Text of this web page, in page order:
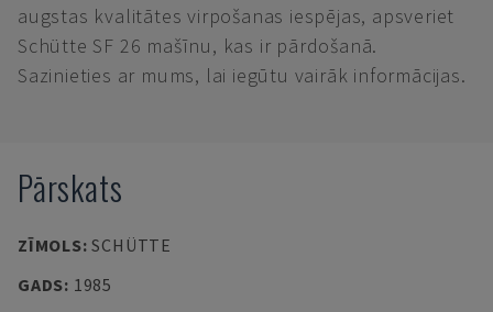
augstas kvalitātes virpošanas iespējas, apsveriet
Schütte SF 26 mašīnu, kas ir pārdošanā.
Sazinieties ar mums, lai iegūtu vairāk informācijas.
Pārskats
ZĪMOLS:SCHÜTTE
GADS: 1985